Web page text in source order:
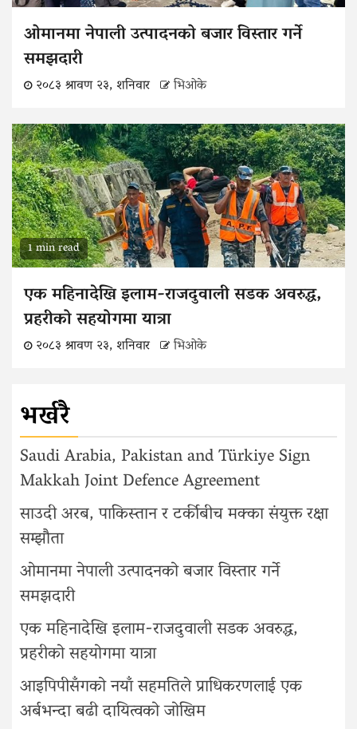
ओमानमा नेपाली उत्पादनको बजार विस्तार गर्ने
समझदारी
२०८३ श्रावण २३, शनिवार भिओके
1 min read
एक महिनादेखि इलाम-राजदुवाली सडक अवरुद्ध,
प्रहरीको सहयोगमा यात्रा
२०८३ श्रावण २३, शनिवार भिओके
भर्खरै
Saudi Arabia, Pakistan and Türkiye Sign
Makkah Joint Defence Agreement
साउदी अरब, पाकिस्तान र टर्कीबीच मक्का संयुक्त रक्षा
सम्झौता
ओमानमा नेपाली उत्पादनको बजार विस्तार गर्ने
समझदारी
एक महिनादेखि इलाम-राजदुवाली सडक अवरुद्ध,
प्रहरीको सहयोगमा यात्रा
आइपिपीसँगको नयाँ सहमतिले प्राधिकरणलाई एक
अर्बभन्दा बढी दायित्वको जोखिम